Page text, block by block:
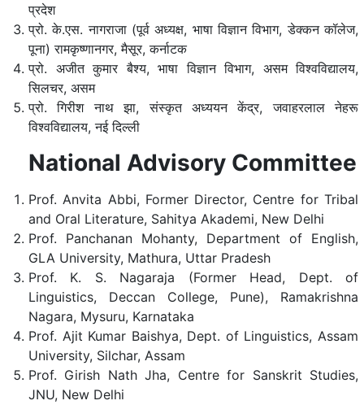
प्रदेश
प्रो. के.एस. नागराजा (पूर्व अध्यक्ष, भाषा विज्ञान विभाग, डेक्कन कॉलेज,
पूना) रामकृष्णानगर, मैसूर, कर्नाटक
प्रो. अजीत कुमार बैश्य, भाषा विज्ञान विभाग, असम विश्वविद्यालय,
सिलचर, असम
प्रो. गिरीश नाथ झा, संस्कृत अध्ययन केंद्र, जवाहरलाल नेहरू
विश्वविद्यालय, नई दिल्ली
National Advisory Committee
Prof. Anvita Abbi, Former Director, Centre for Tribal
and Oral Literature, Sahitya Akademi, New Delhi
Prof. Panchanan Mohanty, Department of English,
GLA University, Mathura, Uttar Pradesh
Prof. K. S. Nagaraja (Former Head, Dept. of
Linguistics, Deccan College, Pune), Ramakrishna
Nagara, Mysuru, Karnataka
Prof. Ajit Kumar Baishya, Dept. of Linguistics, Assam
University, Silchar, Assam
Prof. Girish Nath Jha, Centre for Sanskrit Studies,
JNU, New Delhi